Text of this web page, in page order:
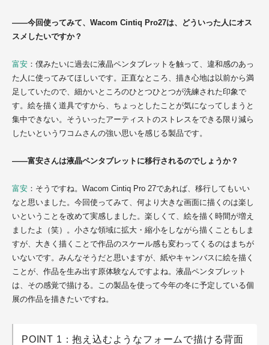
――今回使ってみて、Wacom Cintiq Pro27は、どういった人にオス
スメしたいですか？
富安 ：僕みたいに過去に液晶ペンタブレットを触って、違和感のあっ
た人に使ってみてほしいです。正直なところ、描き心地は以前から満
足していたので、細かいところのひとつひとつが洗練された印象で
す。絵を描く道具ですから、ちょっとしたことが気になってしまうと
集中できない。そういったアーティストのストレスをできる限り減ら
したいというワコムさんの強い思いを感じる製品です。
――富安さんは液晶ペンタブレットに移行されるのでしょうか？
富安 ：そうですね。Wacom Cintiq Pro 27であれば、移行してもいい
なと思いました。今回使ってみて、何より大きな画面に描くのは楽し
いということを改めて実感しました。楽しくて、絵を描く時間が増え
ましたよ（笑）。小さな領域に拡大・縮小をしながら描くこともしま
すが、大きく描くことで作品のスケール感も変わってくるのはまちが
いないです。みんなそうだと思いますが、紙やキャンバスに絵を描く
ことが、作品を生み出す原体験なんですよね。液晶ペンタブレット
は、その感覚で描ける。この製品を使って今年の冬に予定している個
展の作品を描きたいですね。
POINT 1：抱え込むようなフォームで描ける背面